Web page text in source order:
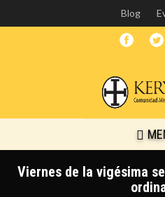
Blog
Viernes de la vigésima